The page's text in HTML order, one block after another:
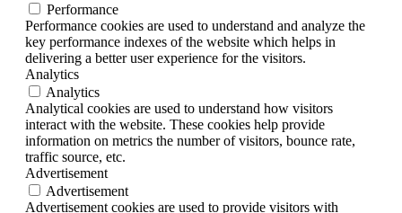
Performance
Performance cookies are used to understand and analyze the
key performance indexes of the website which helps in
delivering a better user experience for the visitors.
Analytics
Analytics
Analytical cookies are used to understand how visitors
interact with the website. These cookies help provide
information on metrics the number of visitors, bounce rate,
traffic source, etc.
Advertisement
Advertisement
Advertisement cookies are used to provide visitors with